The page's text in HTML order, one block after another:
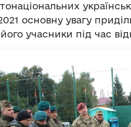
основну увагу
учасники під час